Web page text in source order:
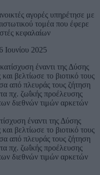
αγορές υπηρέτησε με
τομέα που έφερε
κεφαλαίων
2025
έναντι της Δύσης
βελτίωσε το βιοτικό τους
από πλευράς τους ζήτηση
πχ. ζωΐκής προέλευσης
διεθνών τιμών αρκετών